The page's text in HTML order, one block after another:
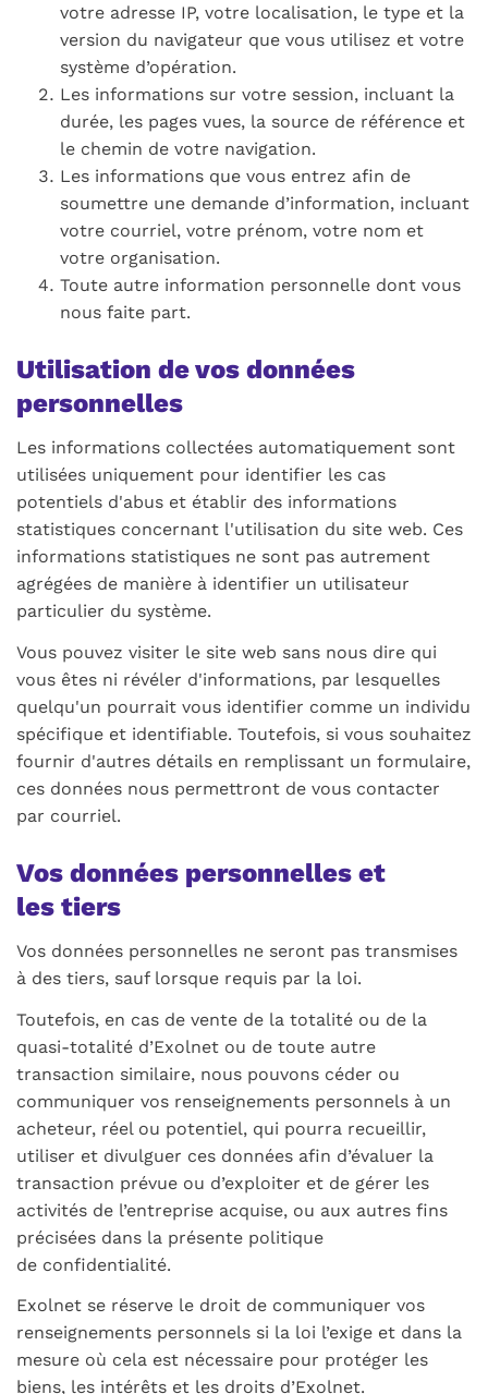
votre adresse IP, votre localisation, le type et la
version du navigateur que vous utilisez et votre
système d’opération.
Les informations sur votre session, incluant la
durée, les pages vues, la source de référence et
le chemin de votre navigation.
Les informations que vous entrez afin de
soumettre une demande d’information, incluant
votre courriel, votre prénom, votre nom et
votre organisation.
Toute autre information personnelle dont vous
nous faite part.
Utilisation de vos données
personnelles
Les informations collectées automatiquement sont
utilisées uniquement pour identifier les cas
potentiels d'abus et établir des informations
statistiques concernant l'utilisation du site web. Ces
informations statistiques ne sont pas autrement
agrégées de manière à identifier un utilisateur
particulier du système.
Vous pouvez visiter le site web sans nous dire qui
vous êtes ni révéler d'informations, par lesquelles
quelqu'un pourrait vous identifier comme un individu
spécifique et identifiable. Toutefois, si vous souhaitez
fournir d'autres détails en remplissant un formulaire,
ces données nous permettront de vous contacter
par courriel.
Vos données personnelles et
les tiers
Vos données personnelles ne seront pas transmises
à des tiers, sauf lorsque requis par la loi.
Toutefois, en cas de vente de la totalité ou de la
quasi-totalité d’Exolnet ou de toute autre
transaction similaire, nous pouvons céder ou
communiquer vos renseignements personnels à un
acheteur, réel ou potentiel, qui pourra recueillir,
utiliser et divulguer ces données afin d’évaluer la
transaction prévue ou d’exploiter et de gérer les
activités de l’entreprise acquise, ou aux autres fins
précisées dans la présente politique
de confidentialité.
Exolnet se réserve le droit de communiquer vos
renseignements personnels si la loi l’exige et dans la
mesure où cela est nécessaire pour protéger les
biens, les intérêts et les droits d’Exolnet.